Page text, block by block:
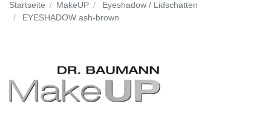
Startseite MakeUP
Eyeshadow / Lidschatten
EYESHADOW ash-brown